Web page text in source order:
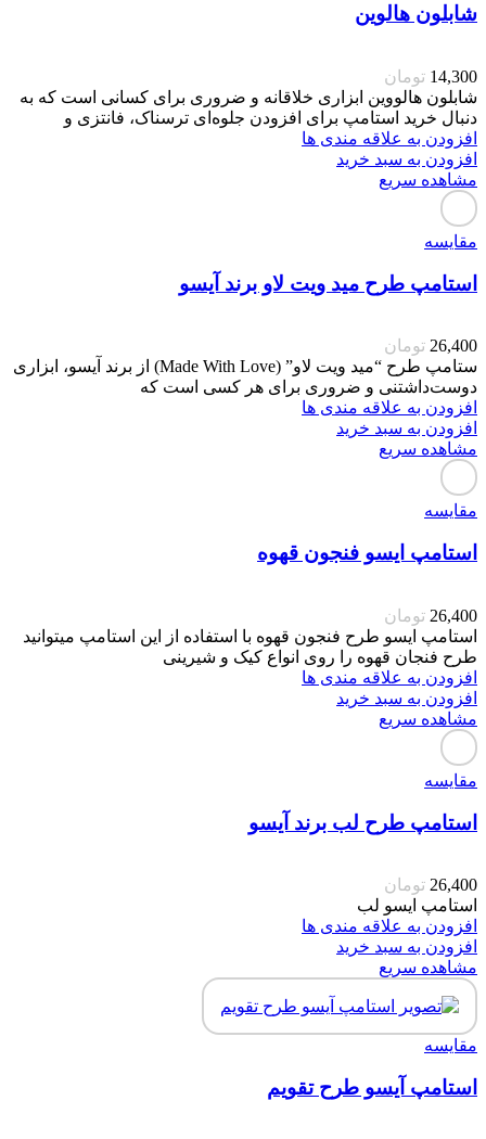
شابلون هالوین
14,300 تومان
شابلون هالووین ابزاری خلاقانه و ضروری برای کسانی است که به
دنبال خرید استامپ برای افزودن جلوه‌ای ترسناک، فانتزی و
افزودن به علاقه مندی ها
افزودن به سبد خرید
مشاهده سریع
مقایسه
استامپ طرح مید ویت لاو برند آیسو
26,400 تومان
ستامپ طرح “مید ویت لاو” (Made With Love) از برند آیسو، ابزاری
دوست‌داشتنی و ضروری برای هر کسی است که
افزودن به علاقه مندی ها
افزودن به سبد خرید
مشاهده سریع
مقایسه
استامپ ایسو فنجون قهوه
26,400 تومان
استامپ ایسو طرح فنجون قهوه با استفاده از این استامپ میتوانید
طرح فنجان قهوه را روی انواع کیک و شیرینی
افزودن به علاقه مندی ها
افزودن به سبد خرید
مشاهده سریع
مقایسه
استامپ طرح لب برند آیسو
26,400 تومان
استامپ ایسو لب
افزودن به علاقه مندی ها
افزودن به سبد خرید
مشاهده سریع
مقایسه
استامپ آیسو طرح تقویم